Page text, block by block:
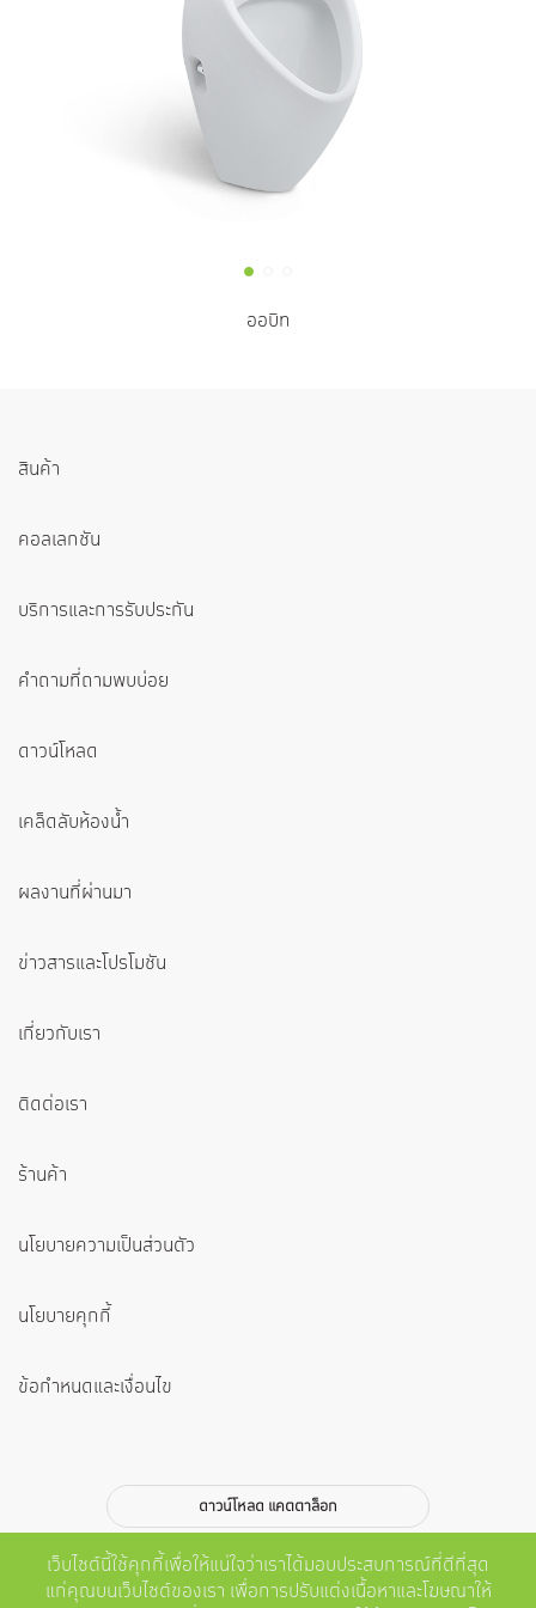
ออบิท
เว็บไซต์นี้ใช้คุกกี้เพื่อให้แน่ใจว่าเราได้มอบประสบการณ์ที่ดีที่สุด
แก่คุณบนเว็บไซต์ของเรา เพื่อการปรับแต่งเนื้อหาและโฆษณาให้
สินค้า
คอลเลกชัน
บริการและการรับประกัน
คำถามที่ถามพบบ่อย
ดาวน์โหลด
เคล็ดลับห้องน้ำ
ผลงานที่ผ่านมา
ข่าวสารและโปรโมชัน
เกี่ยวกับเรา
ติดต่อเรา
ร้านค้า
นโยบายความเป็นส่วนตัว
นโยบายคุกกี้
ข้อกำหนดและเงื่อนไข
ดาวน์โหลด แคตตาล็อก
สมัครสมาชิก